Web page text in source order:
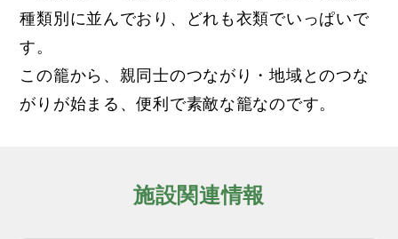
種類別に並んでおり、どれも衣類でいっぱいで
す。
この籠から、親同士のつながり・地域とのつな
がりが始まる、便利で素敵な籠なのです。
施設関連情報